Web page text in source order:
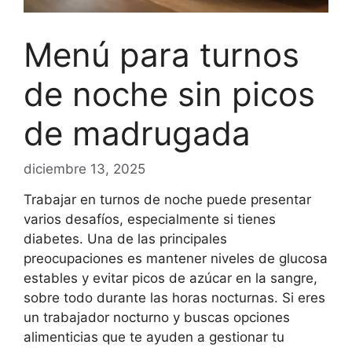
Menú para turnos
de noche sin picos
de madrugada
diciembre 13, 2025
Trabajar en turnos de noche puede presentar
varios desafíos, especialmente si tienes
diabetes. Una de las principales
preocupaciones es mantener niveles de glucosa
estables y evitar picos de azúcar en la sangre,
sobre todo durante las horas nocturnas. Si eres
un trabajador nocturno y buscas opciones
alimenticias que te ayuden a gestionar tu